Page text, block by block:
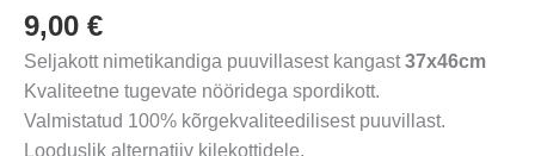
9,00 €
Seljakott nimetikandiga puuvillasest kangast37x46cm
Kvaliteetne tugevate nööridega spordikott.
Valmistatud 100% kõrgekvaliteedilisest puuvillast.
Looduslik alternatiiv kilekottidele.